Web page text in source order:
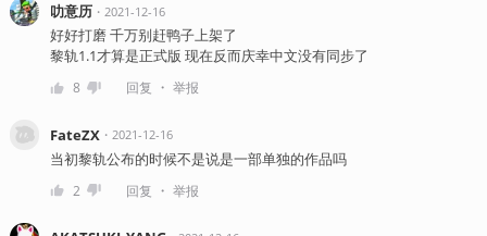
叻意历・ 2021-12-16
好好打磨 千万别赶鸭子上架了
黎轨1.1才算是正式版 现在反而庆幸中文没有同步了
8 回复 ・ 举报
FateZX・ 2021-12-16
当初黎轨公布的时候不是说是一部单独的作品吗
2 回复 ・ 举报